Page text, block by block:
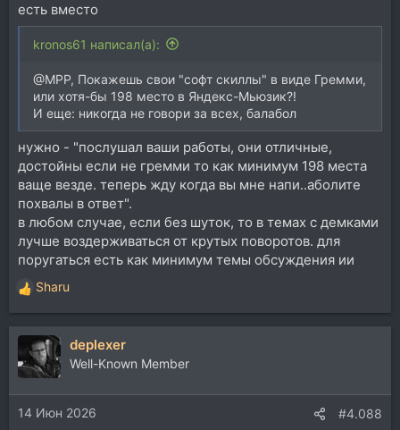
есть вместо
kronos61 написал(а):
@MPP, Покажешь свои "софт скиллы" в виде Гремми,
или хотя-бы 198 место в Яндекс-Мьюзик?!
И еще: никогда не говори за всех, балабол
нужно - "послушал ваши работы, они отличные,
достойны если не гремми то как минимум 198 места
ваще везде. теперь жду когда вы мне напи..аболите
похвалы в ответ".
в любом случае, если без шуток, то в темах с демками
лучше воздерживаться от крутых поворотов. для
поругаться есть как минимум темы обсуждения ии
Р
е
а
ц
и
и
:
Sharu
deplexer
Well-Known Member
14 Июн 2026 #4.088